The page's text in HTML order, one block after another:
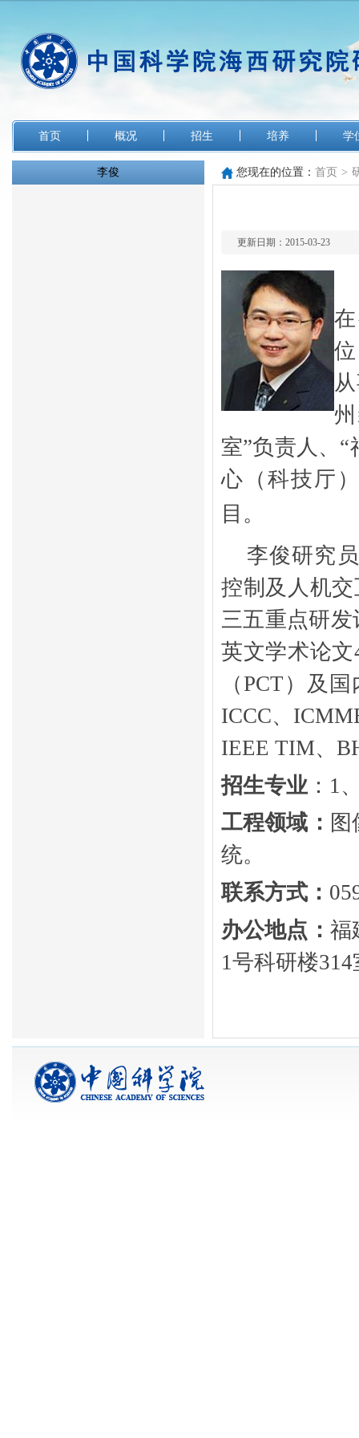
首页 概况 招生 培养 学
李俊 您现在的位置： 首页 >
更新日期：2015-03-23
位
室”负责人、“
心（科技厅
目。
李俊研究
控制及人机
三五重点研
英文学术论文
（PCT ）及国
ICCC、
IEEE TIM、
招生专业 ： 1
工程领域：
统。
联系方式：
办公地点： 福
1号科研楼314